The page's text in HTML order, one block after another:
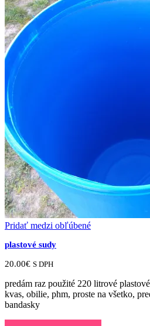
Pridať medzi obľúbené
plastové sudy
20.00€ S DPH
predám raz použité 220 litrové
kvas, obilie, phm, proste na všetko,
bandasky